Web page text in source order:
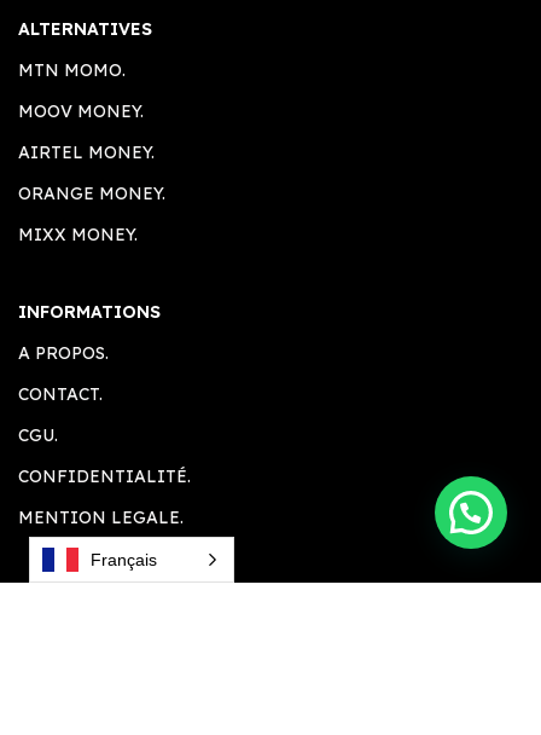
ALTERNATIVES
MTN MOMO.
MOOV MONEY.
AIRTEL MONEY.
ORANGE MONEY.
MIXX MONEY.
INFORMATIONS
A PROPOS.
CONTACT.
CGU.
CONFIDENTIALITÉ.
MENTION LEGALE.
Français